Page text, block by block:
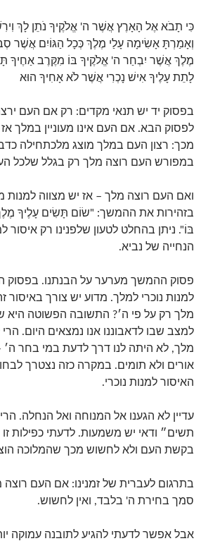
כִּי תָבֹא אֶל הָאָרֶץ אֲשֶׁר ה' אֱלֹקֶיךָ נֹתֵן לָךְ
וְאָמַרְתָּ אָשִׂימָה עָלַי מֶלֶךְ כְּכָל הַגּוֹיִם אֲשֶׁר
מֶלֶךְ אֲשֶׁר יִבְחַר ה' אֱלֹקֶיךָ בּוֹ מִקֶּרֶב אַחֶיךָ
לָתֵת עָלֶיךָ אִישׁ נָכְרִי אֲשֶׁר לֹא אָחִיךָ הוּא
בפסוק יד יש תנאי מקדים: רק אם העם
לפסוק הבא. אם העם אינו מעוניין במלך אז
מכך: רצון העם במלך מוצג מלכתחילה
במפורש העם רוצה מלך רק בגלל שלכל
ואם העם רוצה מלך – אז יש מצווה למנות
בזהירות את ההמשך: "שׂוֹם תָּשִׂים עָלֶיךָ
בּוֹ". ניתן בהחלט לטעון שלפנינו רק
הנחייה של נביא.
פסוק ההמשך מערער על הבנתנו.
למנות נוכרי למלך. מדוע יש צורך באיסור
מלך רק על פי ה׳? התשובה הפשוטה היא
למצב שבו לדאבוננו אנו נמצאים היום. הרי
מלך, לא היתה לנו דרך לדעת במי בחר ה׳
אורים ולא תומים. במקרה כזה נצטרך
האיסור למנות נוכרי.
עדיין לא הגענו אל המנוחה ואל הנחלה.
תשים״ ודאי יש משמעות. לדעתי כפילות
בקשת העם ולא לחשוש מכך שהמלוכה
בתרגום לעברית של זמנינו: אם העם
סמך בחירת ה' בלבד, ואין לחשוש.
אבל אפשר לדעתי להגיע לתובנה עמוקה